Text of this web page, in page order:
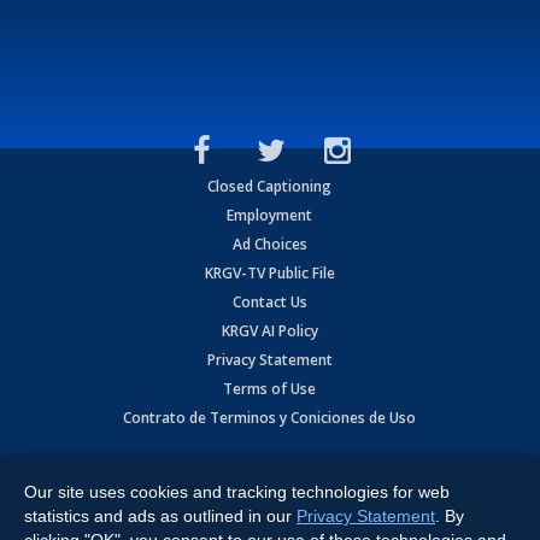
Closed Captioning
Employment
Ad Choices
KRGV-TV Public File
Contact Us
KRGV AI Policy
Privacy Statement
Terms of Use
Contrato de Terminos y Coniciones de Uso
Expressway, Weslaco, TX 78596.
All Rights Reserved. Powered by:Ruby Shore Software
Our site uses cookies and tracking technologies for web
statistics and ads as outlined in our Privacy Statement . By